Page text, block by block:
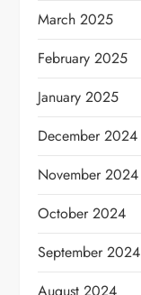
March 2025
February 2025
January 2025
December 2024
November 2024
October 2024
September 2024